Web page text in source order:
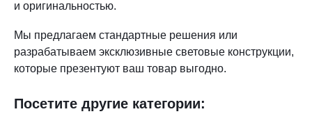
и оригинальностью.
Мы предлагаем стандартные решения или
разрабатываем эксклюзивные световые конструкции,
которые презентуют ваш товар выгодно.
Посетите другие категории: